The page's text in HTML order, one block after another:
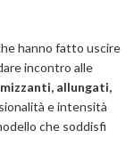
hanno fatto uscire
incontro alle
allungati,
e intensità
che soddisfi